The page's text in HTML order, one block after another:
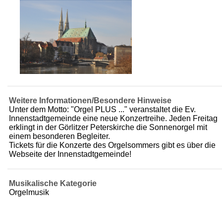
Weitere Informationen/Besondere Hinweise
Unter dem Motto: "Orgel PLUS ..." veranstaltet die Ev.
Innenstadtgemeinde eine neue Konzertreihe. Jeden Freitag
erklingt in der Görlitzer Peterskirche die Sonnenorgel mit
einem besonderen Begleiter.
Tickets für die Konzerte des Orgelsommers gibt es über die
Webseite der Innenstadtgemeinde!
Musikalische Kategorie
Orgelmusik